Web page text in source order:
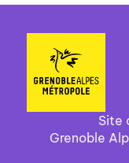
Site
Grenoble